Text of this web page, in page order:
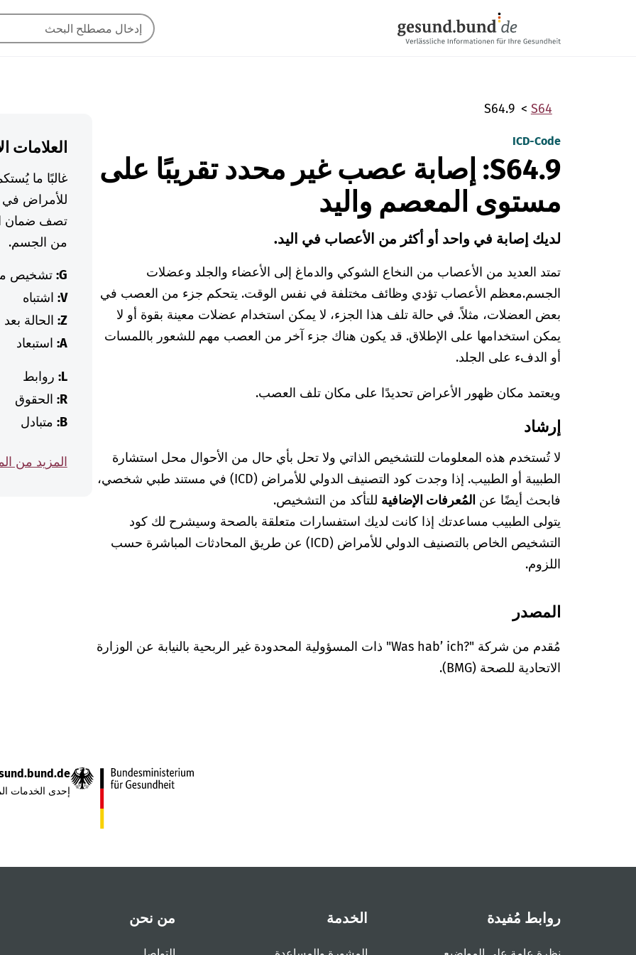
S64
S64.9
ICD-Code
S64.9: إصابة عصب غير محدد تقريبًا على
مستوى المعصم واليد
لديك إصابة في واحد أو أكثر من الأعصاب في اليد.
تمتد العديد من الأعصاب من النخاع الشوكي والدماغ إلى الأعضاء والجلد وعضلات
الجسم.معظم الأعصاب تؤدي وظائف مختلفة في نفس الوقت. يتحكم جزء من العصب في
بعض العضلات، مثلاً. في حالة تلف هذا الجزء، لا يمكن استخدام عضلات معينة بقوة أو لا
يمكن استخدامها على الإطلاق. قد يكون هناك جزء آخر من العصب مهم للشعور باللمسات
أو الدفء على الجلد.
ويعتمد مكان ظهور الأعراض تحديدًا على مكان تلف العصب.
إرشاد
لا تُستخدم هذه المعلومات للتشخيص الذاتي ولا تحل بأي حال من الأحوال محل استشارة
الطبيبة أو الطبيب. إذا وجدت كود التصنيف الدولي للأمراض (ICD) في مستند طبي شخصي،
فابحث أيضًا عن المُعرفات الإضافية للتأكد من التشخيص.
يتولى الطبيب مساعدتك إذا كانت لديك استفسارات متعلقة بالصحة وسيشرح لك كود
التشخيص الخاص بالتصنيف الدولي للأمراض (ICD) عن طريق المحادثات المباشرة حسب
اللزوم.
المصدر
مُقدم من شركة "Was hab’ ich?‎" ذات المسؤولية المحدودة غير الربحية بالنيابة عن الوزارة
الاتحادية للصحة (BMG).
العلامات
غالبًا ما
للأمراض في
تصف ضمان
من الجسم.
G: تشخيص
V: اشتباه
Z: الحالة بعد
A: استبعاد
L: روابط
R: الحقوق
B: متبادل
المزيد من
إحدى الخدمات
روابط مُفيدة الخدمة من نحن